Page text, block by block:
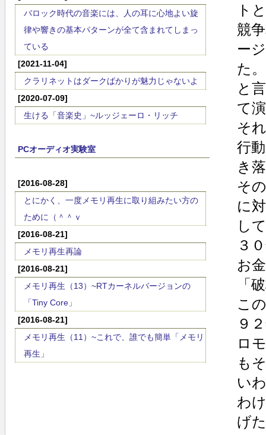
バロック時代の音楽には、人の耳に心地よい旋
律や響きの基本パターンが全て含まれてしまっ
ている
[2021-11-04]
クラリネットはダークばかりが魅力じゃないよ
[2020-07-09]
生ける「音楽史」~ルッジェーロ・リッチ
PCオーディオ実験室
[2016-08-28]
とにかく、一度メモリ再生に取り組みたい方の
ために（＾＾ｖ
[2016-08-21]
メモリ再生再論
[2016-08-21]
メモリ再生（13）~RTカーネルバージョンの
「Tiny Core」
[2016-08-21]
メモリ再生（11）~これで、誰でも簡単「メモリ
再生」
ト
競
ー
た
と
て
そ
行
き
そ
に
し
３
お
「
こ
９
ロ
も
い
わ
げ